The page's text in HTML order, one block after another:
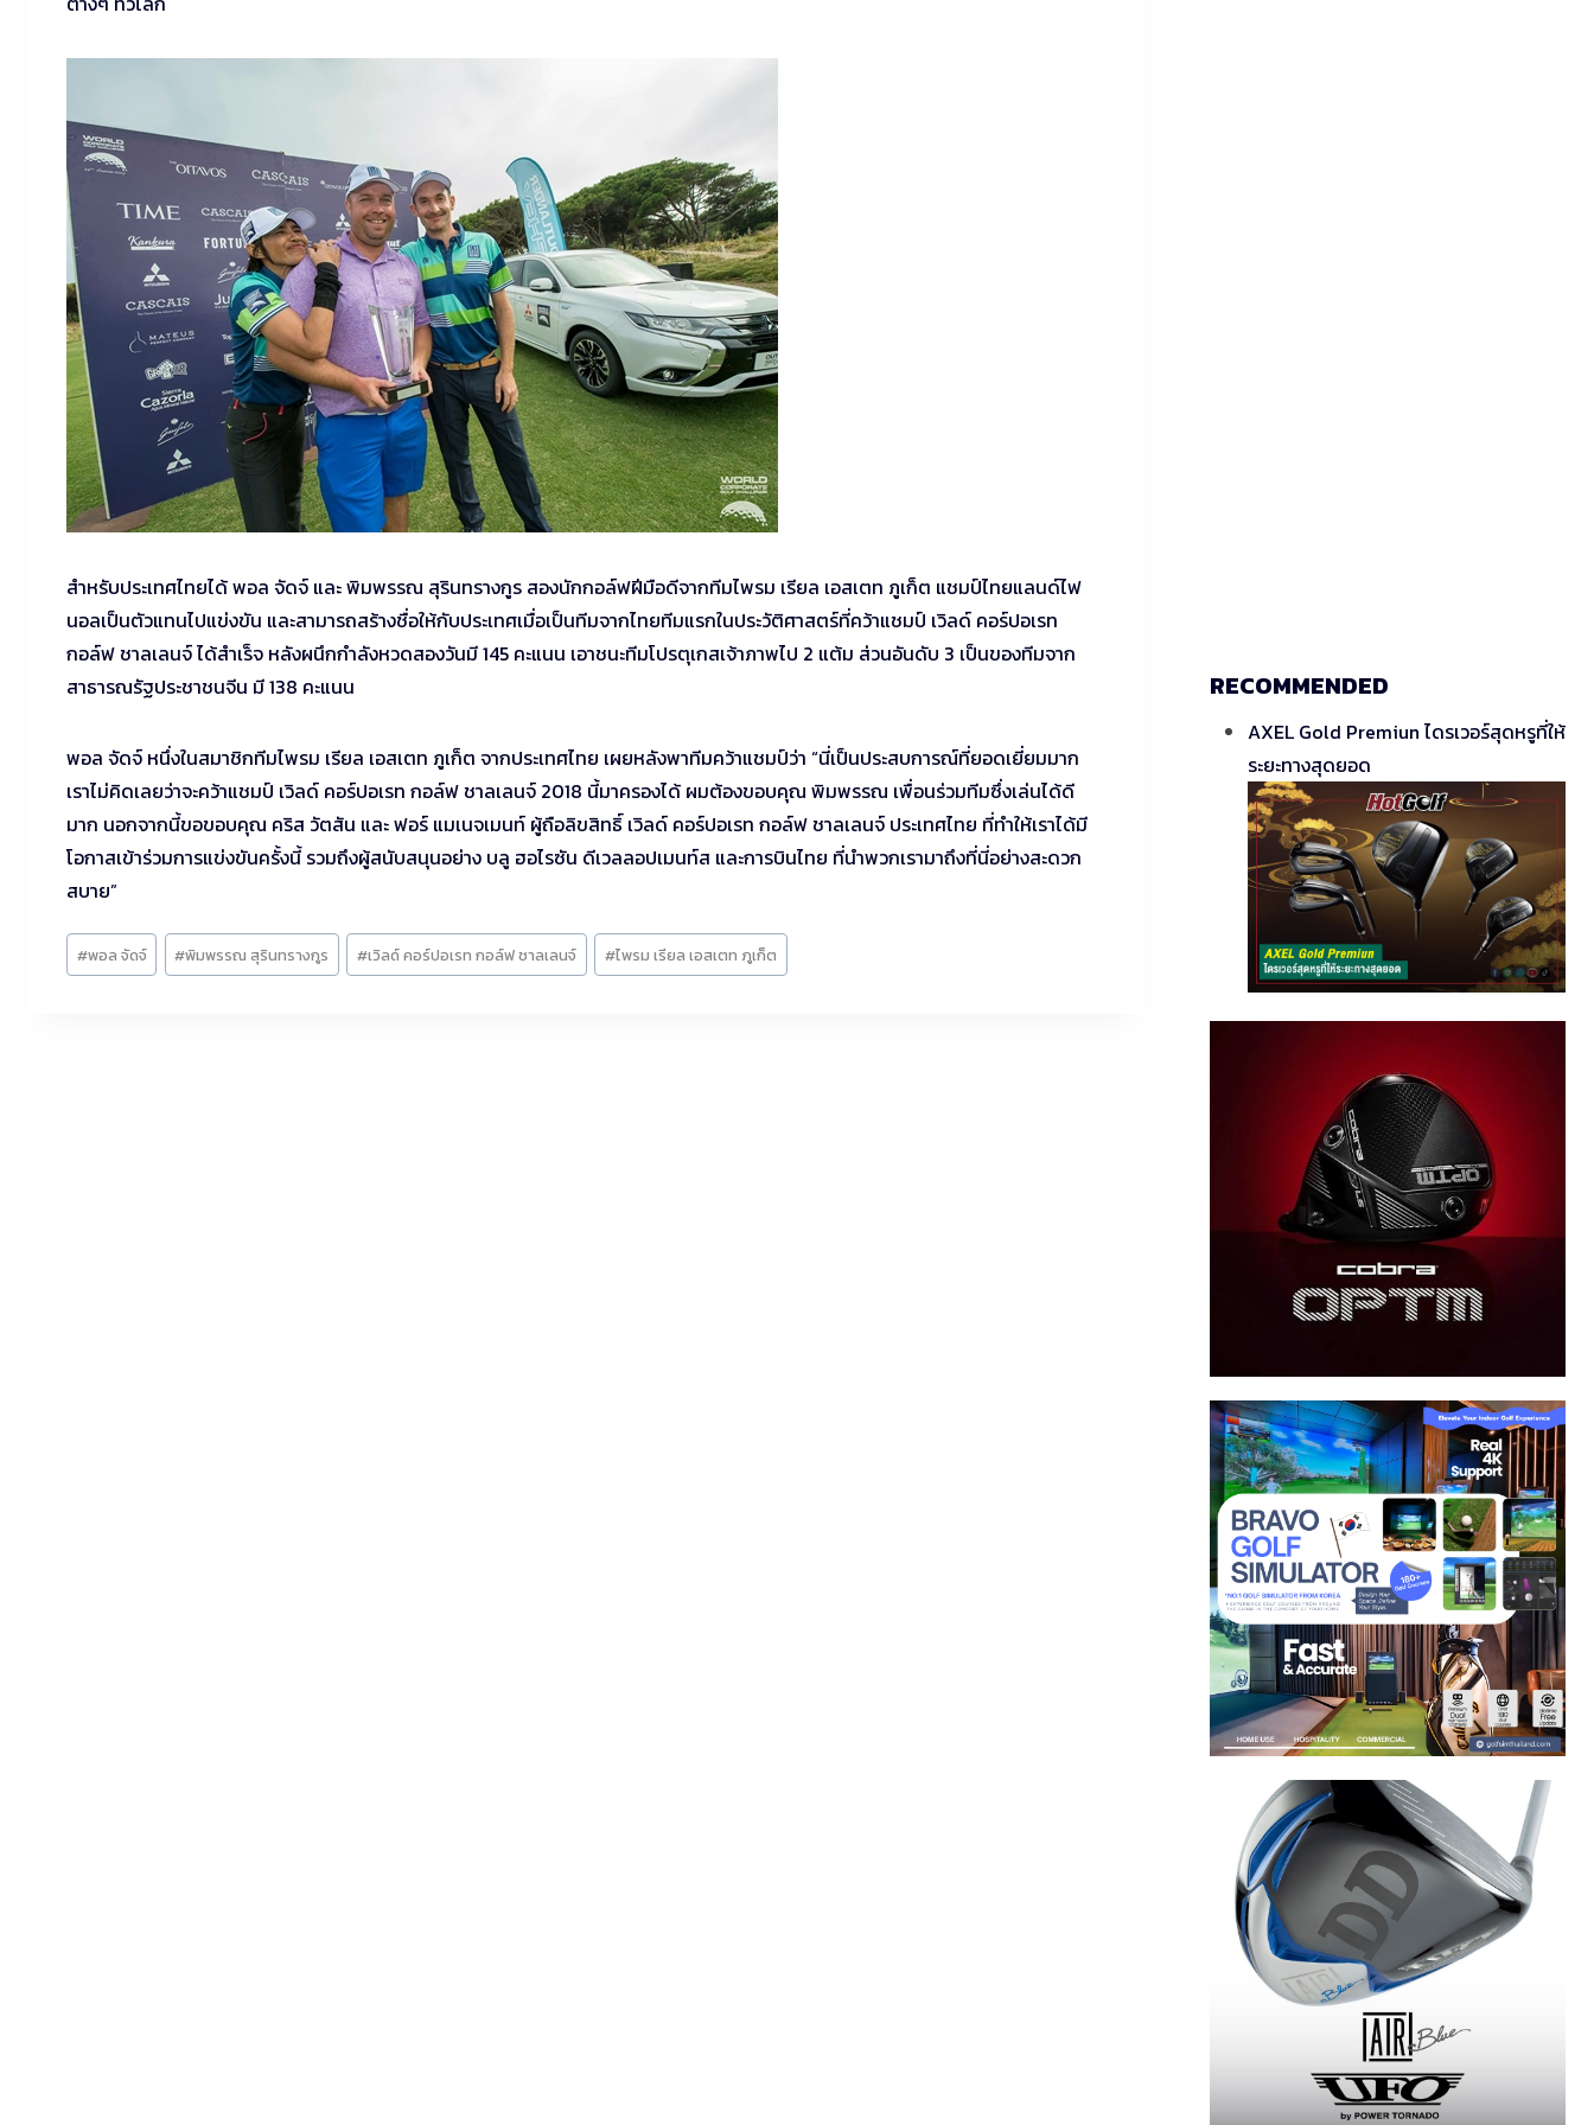
สำหรับประเทศไทยได้ พอล จัดจ์ และ พิมพรรณ สุรินทรางกูร สองนักกอล์ฟฝีมือดีจากทีมไพรม เรียล เอสเตท ภูเก็ต แชมป์ไทยแลนด์ไฟ
นอลเป็นตัวแทนไปแข่งขัน และสามารถสร้างชื่อให้กับประเทศเมื่อเป็นทีมจากไทยทีมแรกในประวัติศาสตร์ที่คว้าแชมป์ เวิลด์ คอร์ปอเรท
กอล์ฟ ชาลเลนจ์ ได้สำเร็จ หลังผนึกกำลังหวดสองวันมี 145 คะแนน เอาชนะทีมโปรตุเกสเจ้าภาพไป 2 แต้ม ส่วนอันดับ 3 เป็นของทีมจาก
สาธารณรัฐประชาชนจีน มี 138 คะแนน
พอล จัดจ์ หนึ่งในสมาชิกทีมไพรม เรียล เอสเตท ภูเก็ต จากประเทศไทย เผยหลังพาทีมคว้าแชมป์ว่า “นี่เป็นประสบการณ์ที่ยอดเยี่ยมมาก
เราไม่คิดเลยว่าจะคว้าแชมป์ เวิลด์ คอร์ปอเรท กอล์ฟ ชาลเลนจ์ 2018 นี้มาครองได้ ผมต้องขอบคุณ พิมพรรณ เพื่อนร่วมทีมซึ่งเล่นได้ดี
มาก นอกจากนี้ขอขอบคุณ คริส วัตสัน และ ฟอร์ แมเนจเมนท์ ผู้ถือลิขสิทธิ์ เวิลด์ คอร์ปอเรท กอล์ฟ ชาลเลนจ์ ประเทศไทย ที่ทำให้เราได้มี
โอกาสเข้าร่วมการแข่งขันครั้งนี้ รวมถึงผู้สนับสนุนอย่าง บลู ฮอไรซัน ดีเวลลอปเมนท์ส และการบินไทย ที่นำพวกเรามาถึงที่นี่อย่างสะดวก
สบาย”
Post
Tags:
#พอล จัดจ์ #พิมพรรณ สุรินทรางกูร #เวิลด์ คอร์ปอเรท กอล์ฟ ชาลเลนจ์ #ไพรม เรียล เอสเตท ภูเก็ต
RECOMMENDED
AXEL Gold Premiun ไดรเวอร์สุดหรูที่ให้
ระยะทางสุดยอด